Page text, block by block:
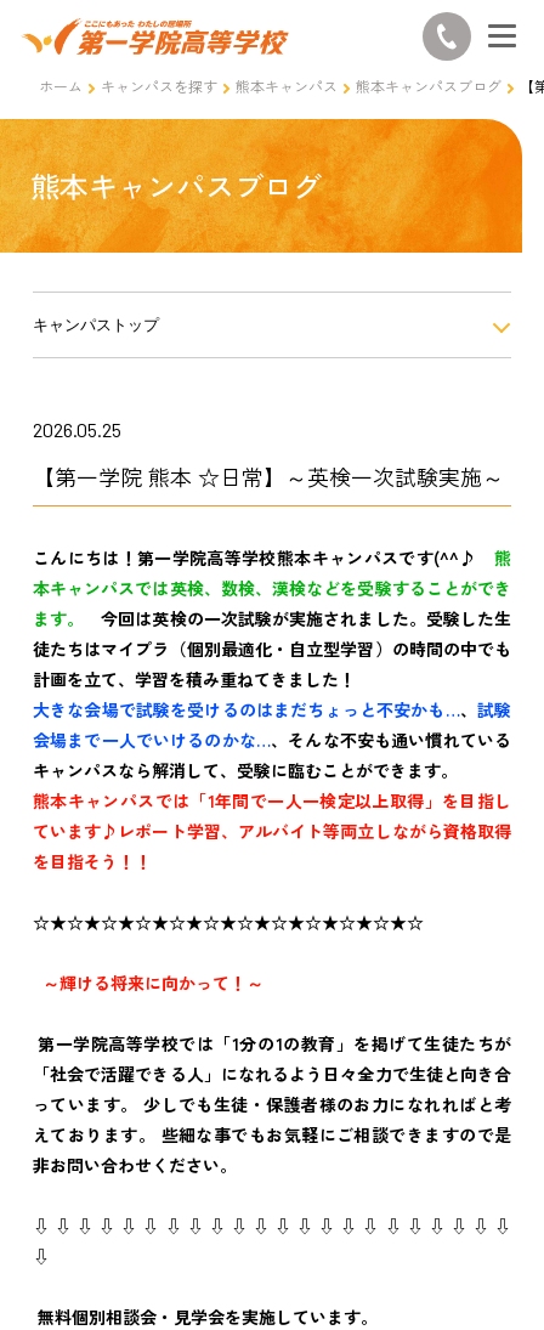
ホーム キャンパスを探す 熊本キャンパス 熊本キャンパスブログ
熊本キャンパスブログ
キャンパストップ
2026.05.25
【第一学院 熊本 ☆日常】～英検一次試験実施～
こんにちは！第一学院高等学校熊本キャンパスです(^^♪熊
本キャンパスでは英検、数検、漢検などを受験することができ
ます。
今回は英検の一次試験が実施されました。受験した生
徒たちはマイプラ（個別最適化・自立型学習） の時間の中でも
計画を立て、学習を積み重ねてきました！
大きな会場で試験を受けるのはまだちょっと不安かも…、 試験
会場まで一人でいけるのかな…、そんな不安も通い慣れている
キャンパスなら解消して、受験に臨むことができます。
熊本キャンパスでは「1年間で一人一検定以上取得」を目指し
ています♪レポート学習、アルバイト等両立しながら資格取得
を目指そう！！
☆★☆★☆★☆★☆★☆★☆★☆★☆★☆★☆★☆
～輝ける将来に向かって！～
第一学院高等学校では「1分の1の教育」を掲げて生徒たちが
「社会で活躍できる人」になれるよう日々全力で生徒と向き合
っています。 少しでも生徒・保護者様のお力になれればと考
えております。 些細な事でもお気軽にご相談できますので是
非お問い合わせください。
⇩ ⇩ ⇩ ⇩ ⇩ ⇩ ⇩ ⇩ ⇩ ⇩ ⇩ ⇩ ⇩ ⇩ ⇩ ⇩ ⇩ ⇩ ⇩ ⇩ ⇩ ⇩
⇩
無料個別相談会・見学会を実施しています。